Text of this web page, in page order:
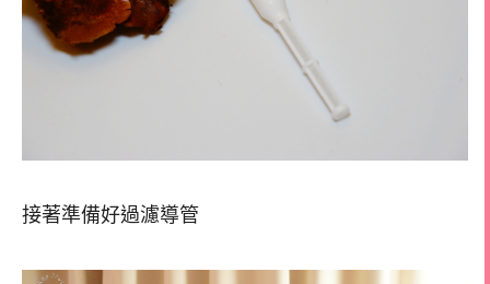
接著準備好過濾導管